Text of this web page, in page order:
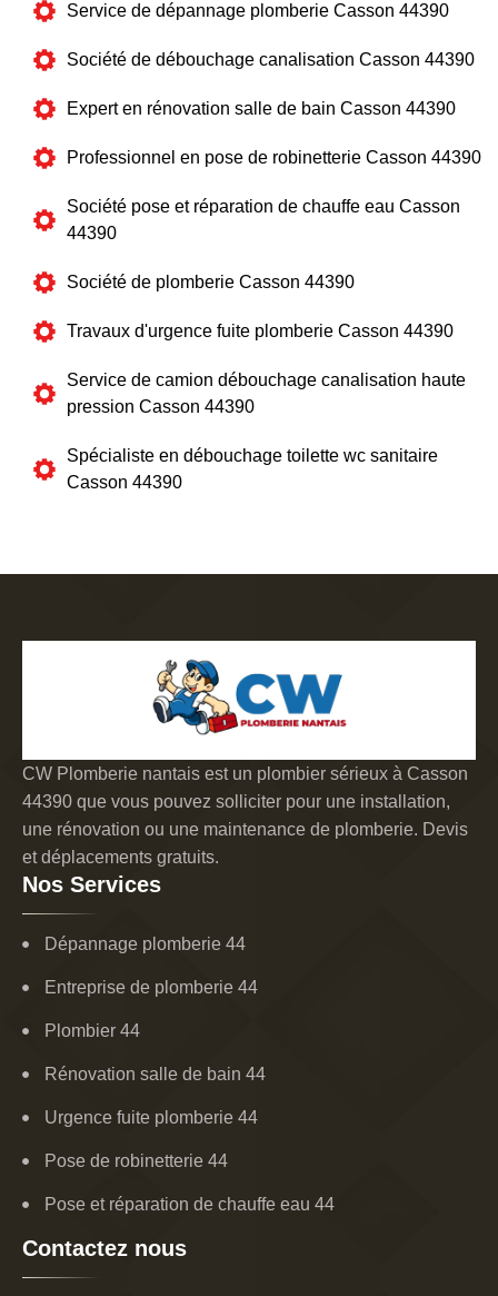
Service de dépannage plomberie Casson 44390
Société de débouchage canalisation Casson 44390
Expert en rénovation salle de bain Casson 44390
Professionnel en pose de robinetterie Casson 44390
Société pose et réparation de chauffe eau Casson
44390
Société de plomberie Casson 44390
Travaux d'urgence fuite plomberie Casson 44390
Service de camion débouchage canalisation haute
pression Casson 44390
Spécialiste en débouchage toilette wc sanitaire
Casson 44390
CW Plomberie nantais est un plombier sérieux à Casson
44390 que vous pouvez solliciter pour une installation,
une rénovation ou une maintenance de plomberie. Devis
et déplacements gratuits.
Nos Services
Dépannage plomberie 44
Entreprise de plomberie 44
Plombier 44
Rénovation salle de bain 44
Urgence fuite plomberie 44
Pose de robinetterie 44
Pose et réparation de chauffe eau 44
Contactez nous